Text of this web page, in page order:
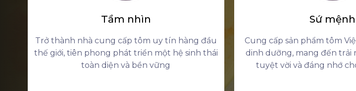
Tầm nhìn
Trở thành nhà cung cấp tôm uy tín hàng đầu
thế giới, tiên phong phát triển một hệ sinh thái
toàn diện và bền vững
Sứ mệnh
Cung cấp sản phẩm tôm
dinh dưỡng, mang đến trải
tuyệt vời và đáng nhớ